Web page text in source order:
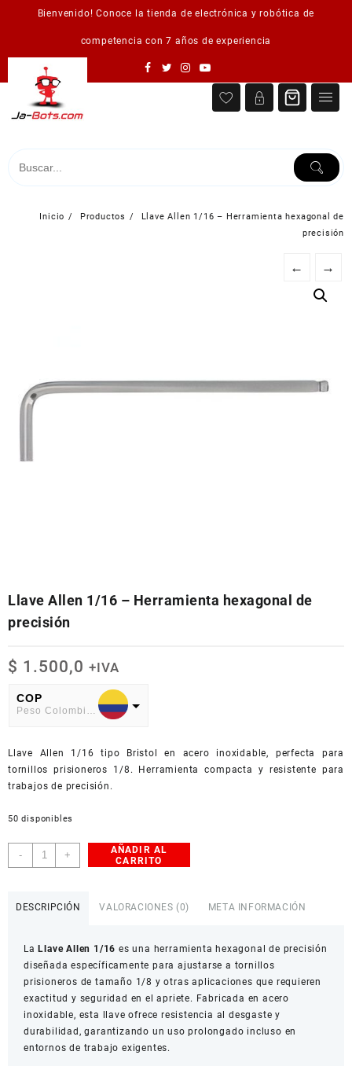
Bienvenido! Conoce la tienda de electrónica y robótica de
competencia con 7 años de experiencia
Inicio Productos
Llave Allen 1/16 – Herramienta hexagonal de
precisión
← →
Llave Allen 1/16 – Herramienta hexagonal de
precisión
$ 1.500,0 +IVA
COP
Peso Colombiano
American Dollar
Llave Allen 1/16 tipo Bristol en acero inoxidable, perfecta para
tornillos prisioneros 1/8. Herramienta compacta y resistente para
trabajos de precisión.
50 disponibles
-
Llave
Allen
de
precisión
cantidad
+
AÑADIR AL
CARRITO
DESCRIPCIÓN VALORACIONES (0) META INFORMACIÓN
La Llave Allen 1/16 es una herramienta hexagonal de precisión
diseñada específicamente para ajustarse a tornillos
prisioneros de tamaño 1/8 y otras aplicaciones que requieren
exactitud y seguridad en el apriete. Fabricada en acero
inoxidable, esta llave ofrece resistencia al desgaste y
durabilidad, garantizando un uso prolongado incluso en
entornos de trabajo exigentes.